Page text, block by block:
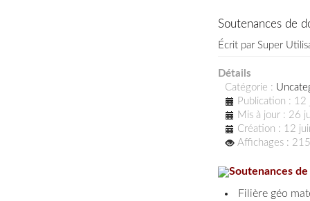
Soutenances de
Écrit par Super
Détails
Catégorie :
Publication :
Mis à jour : 26
Création : 12
Affichages :
Soutenances
Filière géo